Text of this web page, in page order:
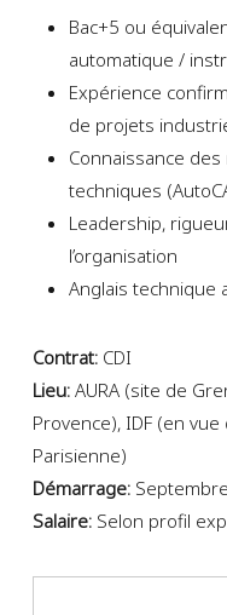
Bac+5 ou
automatique /
Expérience
de projets
Connaissance des
techniques
Leadership,
l’organisation
Anglais technique
Contrat: CDI
Lieu: AURA (site de
Provence) IDF (en
Parisienne)
Démarrage:
Salaire: Selon profil